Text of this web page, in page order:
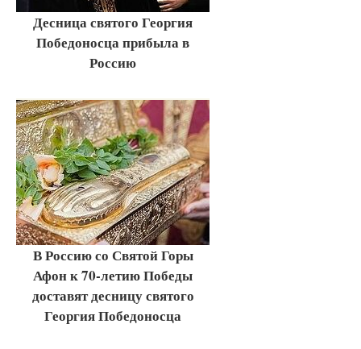
Десница святого Георгия
Победоносца прибыла в
Россию
В Россию со Святой Горы
Афон к 70-летию Победы
доставят десницу святого
Георгия Победоносца